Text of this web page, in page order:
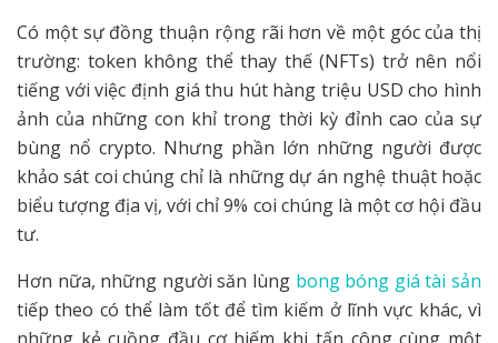
Có một sự đồng thuận rộng rãi hơn về một góc của thị
trường: token không thể thay thế (NFTs) trở nên nổi
tiếng với việc định giá thu hút hàng triệu USD cho hình
ảnh của những con khỉ trong thời kỳ đỉnh cao của sự
bùng nổ crypto. Nhưng phần lớn những người được
khảo sát coi chúng chỉ là những dự án nghệ thuật hoặc
biểu tượng địa vị, với chỉ 9% coi chúng là một cơ hội đầu
tư.
Hơn nữa, những người săn lùng bong bóng giá tài sản
tiếp theo có thể làm tốt để tìm kiếm ở lĩnh vực khác, vì